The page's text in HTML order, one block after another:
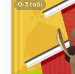
0-3 tuổi